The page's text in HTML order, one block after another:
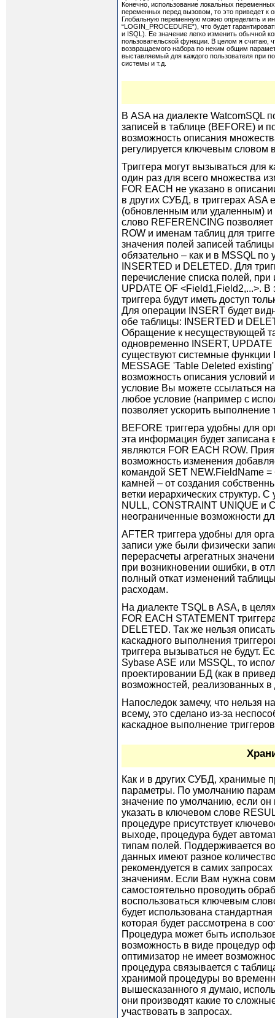
Конечно, использование локальных
переменных перед вызовом, то это приведет
Глобальную переменную можно определить и
“LOGIN_PROCEDURE”), что будет
и ISQL). Ее значение легко изменить обычной
пользовательской функции. В целом я считаю,
возвращаемого набора по неким общим
выставляемый для каждого пользователя при
системы и т.д.
В ASA на диалекте WatcomSQL
записей в таблице (BEFORE) и
возможность описания
регулируется ключевым словом
Триггера могут вызываться
один раз для всего множества
FOR EACH не указано в
в других СУБД, в триггерах ASA
(обновленным или удаленным)
слово REFERENCING
ROW и именам таблиц для
значения полей записей
обязательно – как и в MSSQL по
INSERTED и DELETED. Для
перечисление списка полей,
UPDATE OF <Field1,Field2,...>.
триггера будут иметь доступ
Для операции INSERT будет
обе таблицы: INSERTED и
Обращение к несуществующей
одновременно INSERT, UPDATE
существуют системные
MESSAGE 'Table Deleted
возможность описания
условие Вы можете ссылаться
любое условие (например с
позволяет ускорить выполнение
BEFORE триггера удобны для
эта информация будет записана
являются FOR EACH ROW.
возможность изменения
командой SET NEW.FieldName
камней – от создания
ветки иерархических структур.
NULL, CONSTRAINT UNIQUE и
неограниченные возможности
AFTER триггера удобны для
записи уже были физически
перерасчеты агрегатных
при возникновении ошибки, в
полный откат изменений
расходам.
На диалекте TSQL в ASA, в
FOR EACH STATEMENT
DELETED. Так же нельзя
каскадного выполнения
триггера вызываться не будут.
Sybase ASE или MSSQL, то
проектировании БД (как в
возможностей, реализованных в
Напоследок замечу, что нельзя
всему, это сделано из-за
каскадное выполнение
Как и в других СУБД, хранимые
параметры. По умолчанию
значение по умолчанию, если
указать в ключевом слове
процедуре присутствует
выходе, процедура будет
типам полей. Поддерживается
данных имеют разное
рекомендуется в самих
значениям. Если Вам нужна
самостоятельно проводить
воспользоваться ключевым
будет использована
которая будет рассмотрена в
Процедура может быть
возможность в виде процедур
оптимизатор не имеет
процедура связывается с
хранимой процедуры во
вышесказанного я думаю,
они производят какие то
участвовать в запросах.